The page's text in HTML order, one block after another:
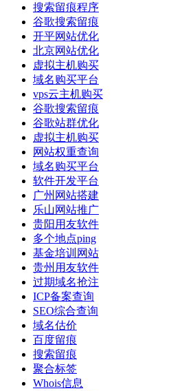
搜索留痕程序
谷歌搜索留痕
开平网站优化
北京网站优化
虚拟主机购买
域名购买平台
vps云主机购买
谷歌搜索留痕
谷歌站群优化
虚拟主机购买
网站权重查询
域名购买平台
软件开发平台
广州网站搭建
乐山网站推广
贵阳用友软件
多个地点ping
基金培训网站
贵州用友软件
过期域名抢注
ICP备案查询
SEO综合查询
域名估价
百度留痕
搜索留痕
聚合标签
Whois信息